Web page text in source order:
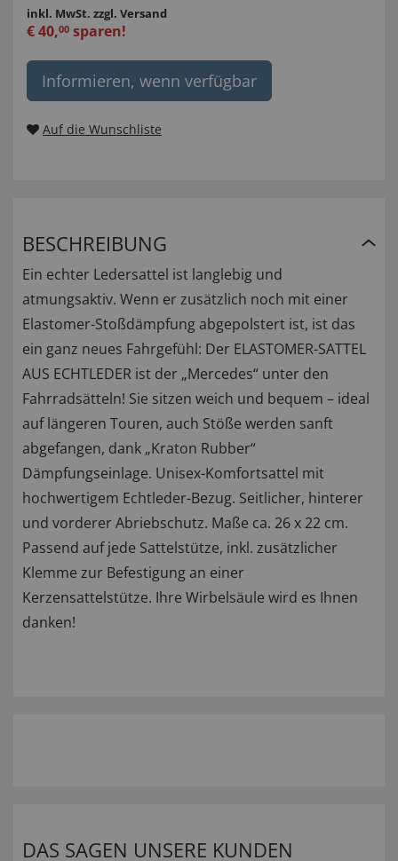
inkl. MwSt. zzgl. Versand
€40,00 sparen!
Informieren, wenn verfügbar
Auf die Wunschliste
BESCHREIBUNG
Ein echter Ledersattel ist langlebig und
atmungsaktiv. Wenn er zusätzlich noch mit einer
Elastomer-Stoßdämpfung abgepolstert ist, ist das
ein ganz neues Fahrgefühl: Der ELASTOMER-SATTEL
AUS ECHTLEDER ist der „Mercedes“ unter den
Fahrradsätteln! Sie sitzen weich und bequem – ideal
auf längeren Touren, auch Stöße werden sanft
abgefangen, dank „Kraton Rubber“
Dämpfungseinlage. Unisex-Komfortsattel mit
hochwertigem Echtleder-Bezug. Seitlicher, hinterer
und vorderer Abriebschutz. Maße ca. 26 x 22 cm.
Passend auf jede Sattelstütze, inkl. zusätzlicher
Klemme zur Befestigung an einer
Kerzensattelstütze. Ihre Wirbelsäule wird es Ihnen
danken!
DAS SAGEN UNSERE KUNDEN